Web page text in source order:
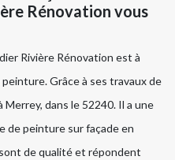
Rénovation vous
Rivière Rénovation est à
Grâce à ses travaux de
dans le 52240. Il a une
de peinture sur façade en
de qualité et répondent